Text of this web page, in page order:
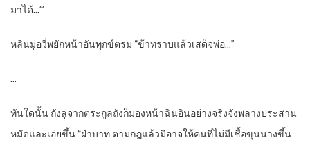
มาได้…’”
หลินมู่อวี่พยักหน้าอันทุกข์ตรม “ข้าทราบแล้วเสด็จพ่อ…”
…
ทันใดนั้น ถังลู่จากตระกูลถังก็มองหน้าฉินอินอย่างจริงจังพลางประสาน
หมัดและเอ่ยขึ้น “ฝ่าบาท ตามกฎแล้วมิอาจให้คนที่ไม่มีเชื้อขุนนางขึ้น